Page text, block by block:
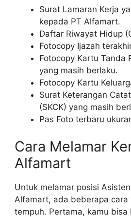
Surat Lamaran Kerja
kepada PT Alfamart.
Daftar Riwayat Hidup
Fotocopy Ijazah
Fotocopy Kartu Tanda
yang masih berlaku.
Fotocopy Kartu
Surat Keterangan
(SKCK) yang masih
Pas Foto terbaru
Cara Melamar
Alfamart
Untuk melamar posisi
Alfamart, ada beberapa cara
tempuh. Pertama, kamu bisa